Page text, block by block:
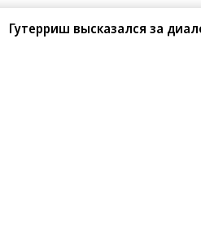
Гутерриш высказался за